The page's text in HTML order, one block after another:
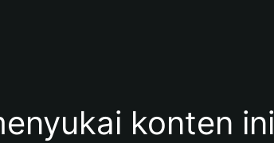
konten ini